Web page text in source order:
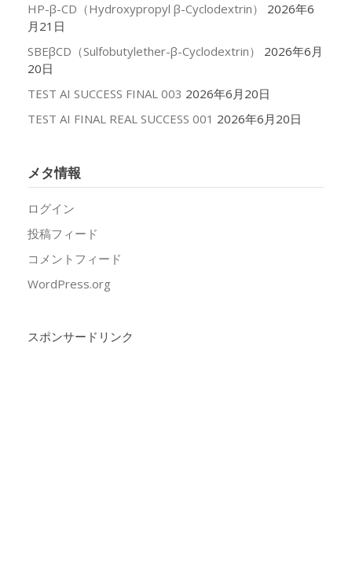
HP-β-CD（Hydroxypropyl β-Cyclodextrin）
2026年6
月21日
SBEβCD（Sulfobutylether-β-Cyclodextrin）
2026年6月
20日
TEST AI SUCCESS FINAL 003 2026年6月20日
TEST AI FINAL REAL SUCCESS 001 2026年6月20日
メタ情報
ログイン
投稿フィード
コメントフィード
WordPress.org
スポンサードリンク